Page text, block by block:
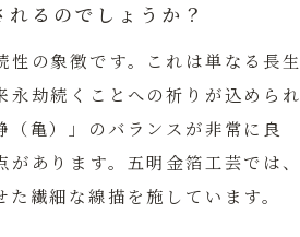
るのでしょうか？
の象徴です。これは単なる長生
劫続くことへの祈りが込められ
亀）」のバランスが非常に良
あります。 五明金箔工芸では、
繊細な線描を施しています。